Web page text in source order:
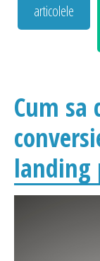
articolele
Cum sa
landing